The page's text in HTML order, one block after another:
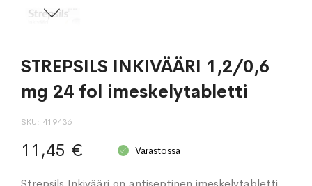
STREPSILS INKIVÄÄRI 1,2/0,6
mg 24 fol imeskelytabletti
SKU 419436
11,45 € Varastossa